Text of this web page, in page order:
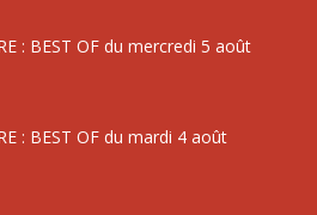
: BEST OF du mercredi 5 août
: BEST OF du mardi 4 août